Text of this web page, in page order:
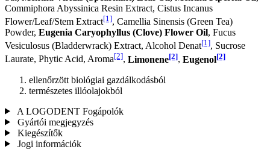
Commiphora Abyssinica Resin Extract, Cistus Incanus
Flower/Leaf/Stem Extract[1], Camellia Sinensis (Green Tea)
Powder, Eugenia Caryophyllus (Clove) Flower Oil, Fucus
Vesiculosus (Bladderwrack) Extract, Alcohol Denat[1], Sucrose
Laurate, Phytic Acid, Aroma[2], Limonene[2], Eugenol[2]
ellenőrzött biológiai gazdálkodásból
természetes illóolajokból
A LOGODENT Fogápolók
Gyártói megjegyzés
Kiegészítők
Jogi információk